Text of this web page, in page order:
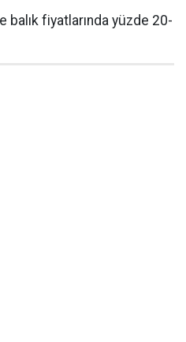
balık fiyatlarında yüzde 20-